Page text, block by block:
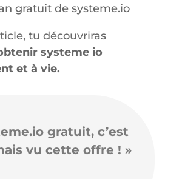
gratuit de systeme.io
tu découvriras
systeme io
et à vie.
gratuit, c’est
vu cette offre ! »